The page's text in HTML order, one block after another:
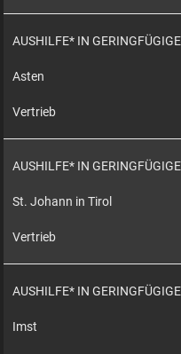
AUSHILFE* IN
Asten
Vertrieb
AUSHILFE* IN
St. Johann in Tirol
Vertrieb
AUSHILFE* IN
Imst